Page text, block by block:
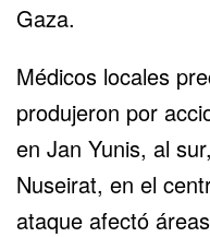
Gaza.
Médicos locales
produjeron por
en Jan Yunis, al
Nuseirat, en el
ataque afectó